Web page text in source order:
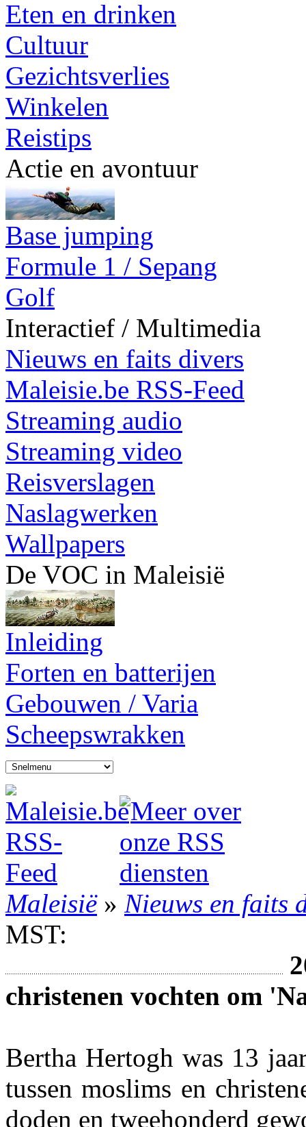
Eten en drinken
Cultuur
Gezichtsverlies
Winkelen
Reistips
Actie en avontuur
Base jumping
Formule 1 / Sepang
Golf
Interactief / Multimedia
Nieuws en faits divers
Maleisie.be RSS-Feed
Streaming audio
Streaming video
Reisverslagen
Naslagwerken
Wallpapers
De VOC in Maleisië
Inleiding
Forten en batterijen
Gebouwen / Varia
Scheepswrakken
Maleisië» Nieuws en faits
MST:
christenen vochten om
Bertha Hertogh was 13
tussen moslims en
doden en tweehonderd